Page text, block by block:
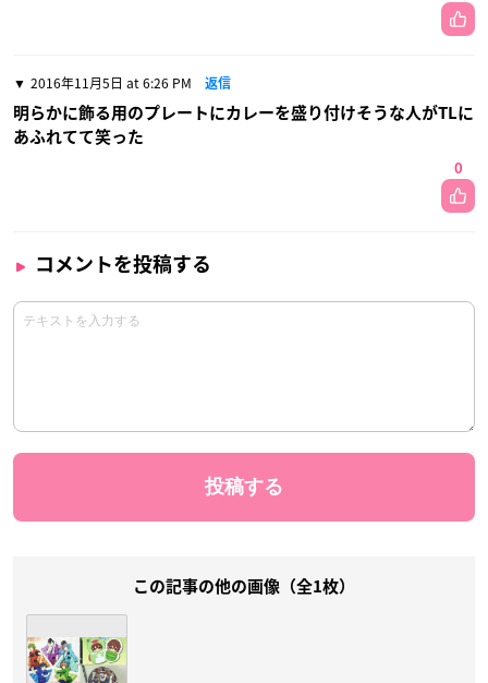
2016年11月5日 at 6:26 PM 返信
明らかに飾る用のプレートにカレーを盛り付けそうな人がTLに
あふれてて笑った
0
コメントを投稿する
この記事の他の画像（全1枚）